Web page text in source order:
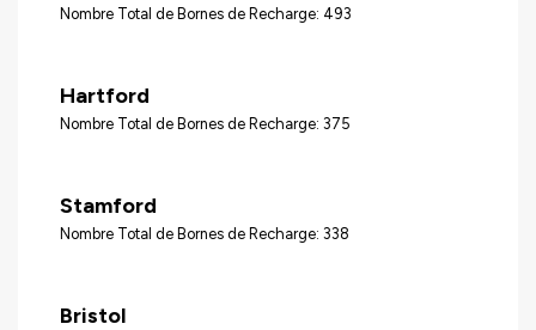
Nombre Total de Bornes de Recharge: 493
Hartford
Nombre Total de Bornes de Recharge: 375
Stamford
Nombre Total de Bornes de Recharge: 338
Bristol